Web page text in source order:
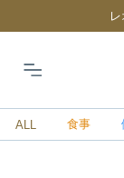
ALL 食事